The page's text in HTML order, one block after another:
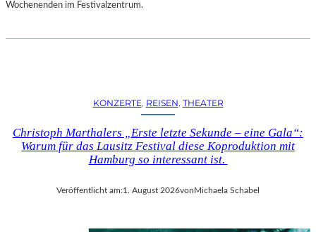
W
S
C
H
N
Wochenenden im Festivalzentrum.
KONZERTE, REISEN THEATER
Christoph Marthalers „Erste letzte Sekunde – eine Gala“:
Warum für das Lausitz Festival diese Koproduktion mit
Hamburg so interessant ist.
Veröffentlicht am:1. August 2026vonMichaela Schabel